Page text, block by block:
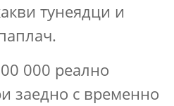
тунеядци и
000 реално
заедно с временно